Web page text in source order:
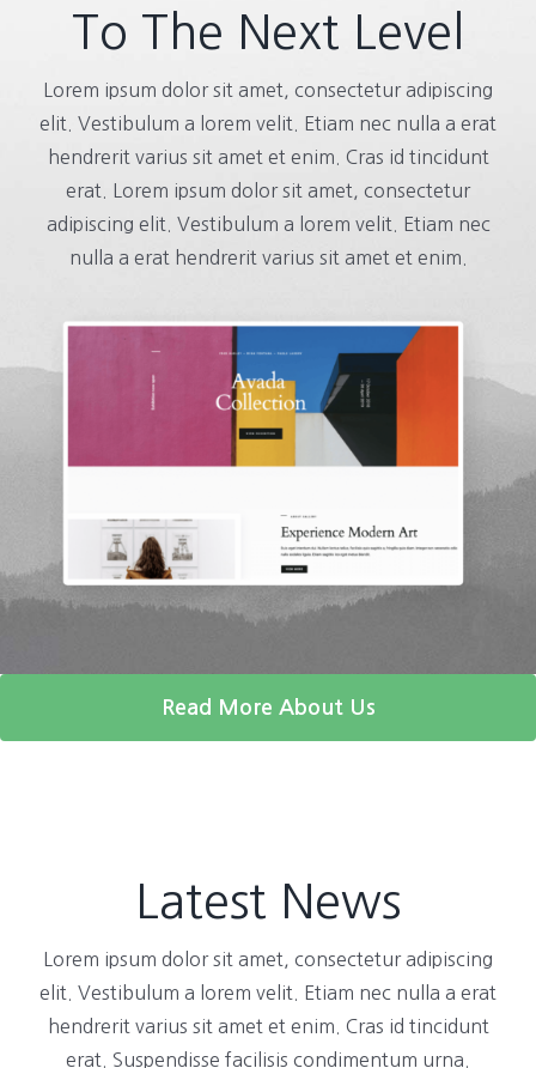
To The Next Level
Lorem ipsum dolor sit amet, consectetur adipiscing
elit. Vestibulum a lorem velit. Etiam nec nulla a erat
hendrerit varius sit amet et enim. Cras id tincidunt
erat. Lorem ipsum dolor sit amet, consectetur
adipiscing elit. Vestibulum a lorem velit. Etiam nec
nulla a erat hendrerit varius sit amet et enim.
Read More About Us
Latest News
Lorem ipsum dolor sit amet, consectetur adipiscing
elit. Vestibulum a lorem velit. Etiam nec nulla a erat
hendrerit varius sit amet et enim. Cras id tincidunt
erat. Suspendisse facilisis condimentum urna.